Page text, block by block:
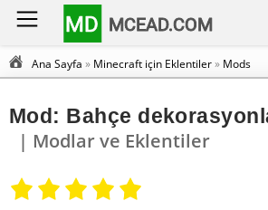
MD MCEAD.COM
Ana Sayfa » Minecraft için Eklentiler» Mods
Mod: Bahçe
| Modlar ve Eklentiler